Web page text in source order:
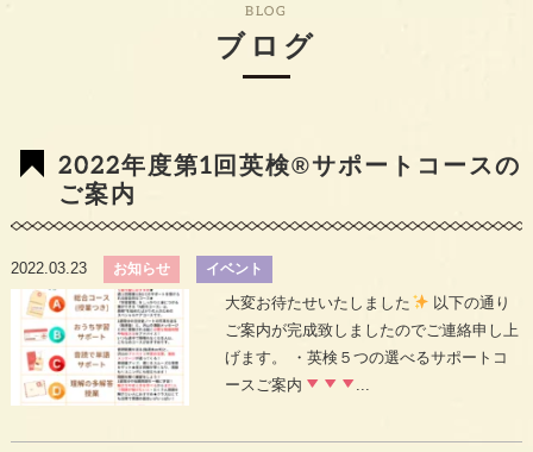
BLOG
ブログ
2022年度第1回英検®︎サポートコースの
ご案内
2022.03.23 お知らせ イベント
大変お待たせいたしました
以下の通り
ご案内が完成致しましたのでご連絡申し上
げます。 ・英検５つの選べるサポートコ
ースご案内